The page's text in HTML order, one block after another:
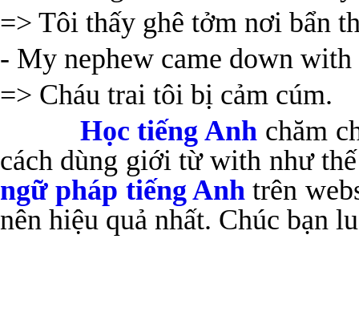
=> Tôi thấy ghê tởm nơi bẩn
- My nephew came down
=> Cháu trai tôi bị cảm cúm.
Học tiếng Anh chăm
cách dùng giới từ with như
ngữ pháp tiếng Anhtrên
nên hiệu quả nhất. Chúc bạn